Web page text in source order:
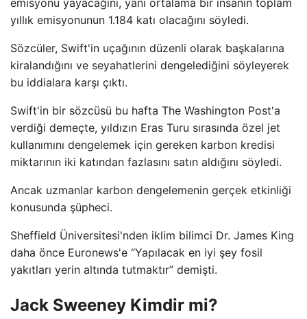
yıllık emisyonunun 1.184 katı olacağını söyledi.
Sözcüler, Swift'in uçağının düzenli olarak başkalarına
kiralandığını ve seyahatlerini dengelediğini söyleyerek
bu iddialara karşı çıktı.
Swift'in bir sözcüsü bu hafta The Washington Post'a
verdiği demeçte, yıldızın Eras Turu sırasında özel jet
kullanımını dengelemek için gereken karbon kredisi
miktarının iki katından fazlasını satın aldığını söyledi.
Ancak uzmanlar karbon dengelemenin gerçek etkinliği
konusunda şüpheci.
Sheffield Üniversitesi'nden iklim bilimci Dr. James King
daha önce Euronews'e “Yapılacak en iyi şey fosil
yakıtları yerin altında tutmaktır” demişti.
Jack Sweeney Kimdir mi?